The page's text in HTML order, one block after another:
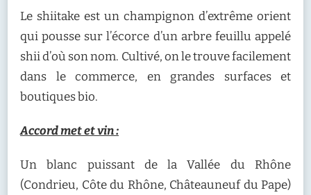
Le shiitake est un champignon d’extrême orient
qui pousse sur l’écorce d’un arbre feuillu appelé
shii d’où son nom. Cultivé, on le trouve facilement
dans le commerce, en grandes surfaces et
boutiques bio.
Accord met et vin :
Un blanc puissant de la Vallée du Rhône
(Condrieu, Côte du Rhône, Châteauneuf du Pape)